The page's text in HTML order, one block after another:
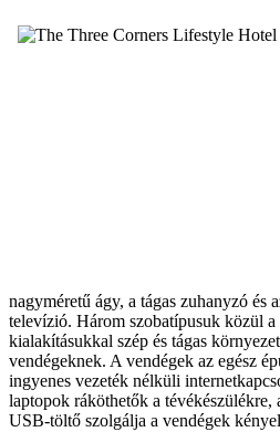
nagyméretű ágy, a tágas zuhanyzó és
televízió. Három szobatípusuk közül
kialakításukkal szép és tágas
vendégeknek. A vendégek az egész
ingyenes vezeték nélküli
laptopok ráköthetők a
USB-töltő szolgálja a vendégek